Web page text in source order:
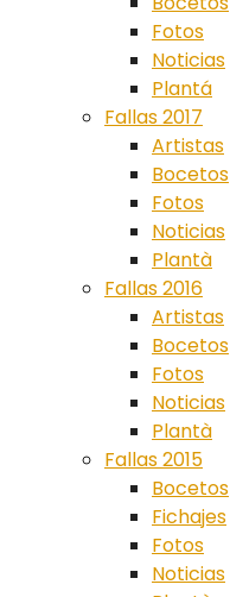
Fotos
Noticias
Plantá
Fallas 2017
Artistas
Bocetos
Fotos
Noticias
Plantà
Fallas 2016
Artistas
Bocetos
Fotos
Noticias
Plantà
Fallas 2015
Bocetos
Fichajes
Fotos
Noticias